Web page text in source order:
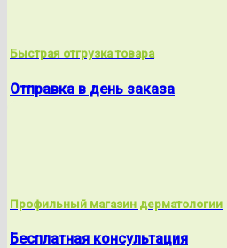
Быстрая отгрузка товара
Отправка в день заказа
Профильный магазин дерматологии
Бесплатная консультация